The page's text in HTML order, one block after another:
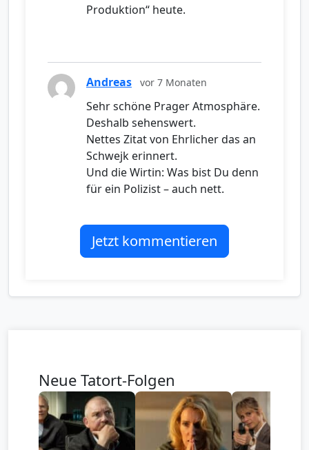
Produktion“ heute.
Andreas vor 7 Monaten
Sehr schöne Prager Atmosphäre.
Deshalb sehenswert.
Nettes Zitat von Ehrlicher das an
Schwejk erinnert.
Und die Wirtin: Was bist Du denn
für ein Polizist – auch nett.
Jetzt kommentieren
Neue Tatort-Folgen